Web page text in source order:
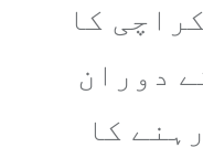
کا
کے دوران
کا